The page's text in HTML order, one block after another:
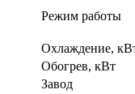
Режим работы
Охлаждение,
Обогрев, кВт
Завод